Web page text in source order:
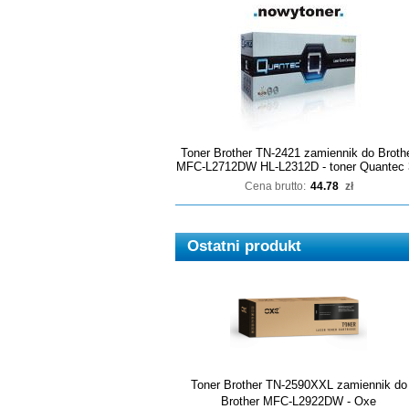
Toner Brother TN-2421 zamiennik do
MFC-L2712DW HL-L2312D - toner Quantec
Cena brutto: 44.78 zł
Ostatni produkt
Toner Brother TN-2590XXL zamiennik do
Brother MFC-L2922DW - Oxe